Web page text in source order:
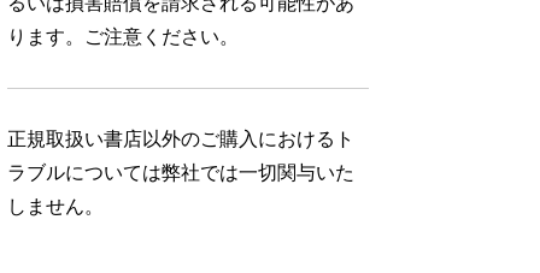
ります。ご注意ください。
正規取扱い書店以外のご購入におけるト
ラブルについては弊社では一切関与いた
しません。